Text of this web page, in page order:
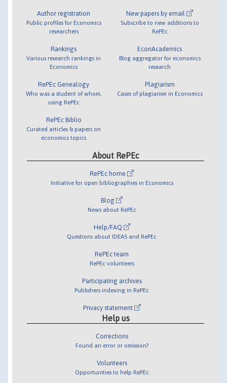
Author registration
Public profiles for Economics
researchers
Rankings
Various research rankings in
Economics
RePEc Genealogy
Who was a student of whom,
using RePEc
RePEc Biblio
Curated articles & papers on
economics topics
New papers by email
Subscribe to new additions to
RePEc
EconAcademics
Blog aggregator for economics
research
Plagiarism
Cases of plagiarism in Economics
About RePEc
RePEc home
Initiative for open bibliographies in Economics
Blog
News about RePEc
Help/FAQ
Questions about IDEAS and RePEc
RePEc team
RePEc volunteers
Participating archives
Publishers indexing in RePEc
Privacy statement
Help us
Corrections
Found an error or omission?
Volunteers
Opportunities to help RePEc